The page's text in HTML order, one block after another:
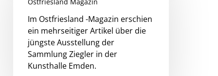
Im Ostfriesland -Magazin erschien
ein mehrseitiger Artikel über die
jüngste Ausstellung der
Sammlung Ziegler in der
Kunsthalle Emden.